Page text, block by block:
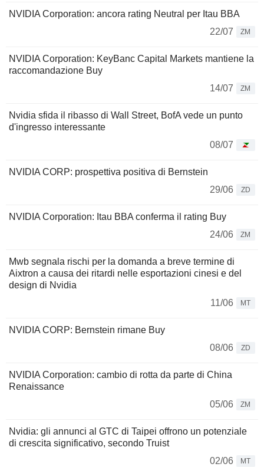
NVIDIA Corporation: ancora rating Neutral per Itau BBA
22/07
ZM
NVIDIA Corporation: KeyBanc Capital Markets mantiene la
raccomandazione Buy
14/07
ZM
Nvidia sfida il ribasso di Wall Street, BofA vede un punto
d'ingresso interessante
08/07
NVIDIA CORP: prospettiva positiva di Bernstein
29/06
ZD
NVIDIA Corporation: Itau BBA conferma il rating Buy
24/06
ZM
Mwb segnala rischi per la domanda a breve termine di
Aixtron a causa dei ritardi nelle esportazioni cinesi e del
design di Nvidia
11/06
MT
NVIDIA CORP: Bernstein rimane Buy
08/06
ZD
NVIDIA Corporation: cambio di rotta da parte di China
Renaissance
05/06
ZM
Nvidia: gli annunci al GTC di Taipei offrono un potenziale
di crescita significativo, secondo Truist
02/06
MT